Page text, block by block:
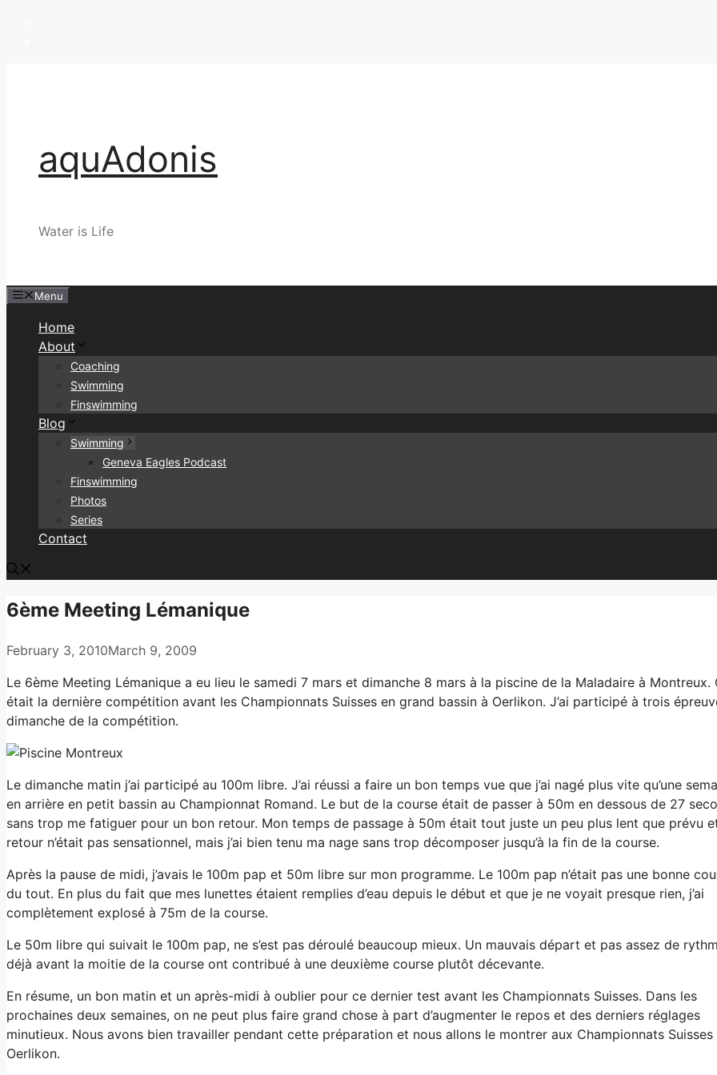
aquAdonis
Water is Life
Menu
Home
About
Coaching
Swimming
Finswimming
Blog
Swimming
Geneva Eagles Podcast
Finswimming
Photos
Series
Contact
6ème Meeting Lémanique
February 3, 2010March 9, 2009
Le 6ème Meeting Lémanique a eu lieu le samedi 7 mars et dimanche 8 mars à la piscine de la Maladaire à Montreux.
était la dernière compétition avant les Championnats Suisses en grand bassin à Oerlikon. J’ai participé à trois
dimanche de la compétition.
Le dimanche matin j’ai participé au 100m libre. J’ai réussi a faire un bon temps vue que j’ai nagé plus vite qu’une
en arrière en petit bassin au Championnat Romand. Le but de la course était de passer à 50m en dessous de 27
sans trop me fatiguer pour un bon retour. Mon temps de passage à 50m était tout juste un peu plus lent que prévu
retour n’était pas sensationnel, mais j’ai bien tenu ma nage sans trop décomposer jusqu’à la fin de la course.
Après la pause de midi, j’avais le 100m pap et 50m libre sur mon programme. Le 100m pap n’était pas une bonne
du tout. En plus du fait que mes lunettes étaient remplies d’eau depuis le début et que je ne voyait presque rien, j’ai
complètement explosé à 75m de la course.
Le 50m libre qui suivait le 100m pap, ne s’est pas déroulé beaucoup mieux. Un mauvais départ et pas assez de
déjà avant la moitie de la course ont contribué à une deuxième course plutôt décevante.
En résume, un bon matin et un après-midi à oublier pour ce dernier test avant les Championnats Suisses. Dans les
prochaines deux semaines, on ne peut plus faire grand chose à part d’augmenter le repos et des derniers réglages
minutieux. Nous avons bien travailler pendant cette préparation et nous allons le montrer aux Championnats Suisses
Oerlikon.